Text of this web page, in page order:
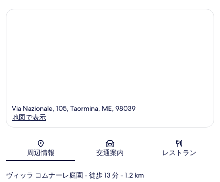
ミ
口
地図
Via Nazionale, 105, Taormina, ME, 98039
地図で表示
周辺情報 交通案内 レストラン
ヴィッラ コムナーレ庭園 - 徒歩 13 分- 1.2 km